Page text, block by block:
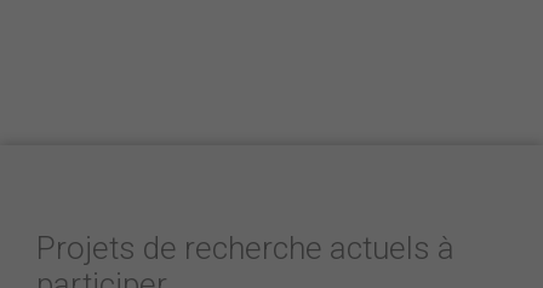
Projets de recherche actuels à